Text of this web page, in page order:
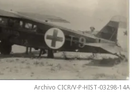
Archivo CICR/V-P-HIST-03298-14A